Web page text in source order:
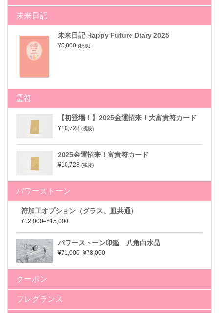
未来日記
未来日記 Happy Future Diary 2025
¥5,800 (税抜)
霊符
【初登場！】2025金運招来！大富貴符カード
¥10,728 (税抜)
2025金運招来！富貴符カード
¥10,728 (税抜)
パワーストーン
符加工オプション（グラス、皿共通）
¥12,000–¥15,000
パワーストーン印鑑 八角白水晶
¥71,000–¥78,000
クーポン
フレグランス